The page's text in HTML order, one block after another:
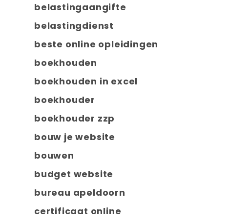
belastingaangifte
belastingdienst
beste online opleidingen
boekhouden
boekhouden in excel
boekhouder
boekhouder zzp
bouw je website
bouwen
budget website
bureau apeldoorn
certificaat online